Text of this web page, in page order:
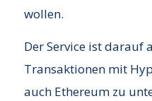
wollen.
Der Service ist darauf
Transaktionen mit
auch Ethereum zu